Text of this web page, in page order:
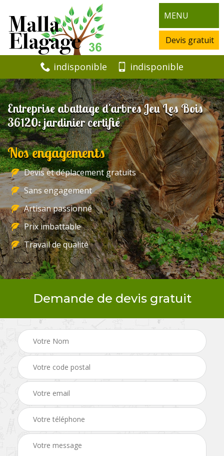
MENU
Devis gratuit
indisponible indisponible
Entreprise abattage d'arbres Jeu Les Bois
36120: jardinier certifié
Nos engagements
Devis et déplacement gratuits
Sans engagement
Artisan passionné
Prix imbattable
Travail de qualité
Demande de devis gratuit